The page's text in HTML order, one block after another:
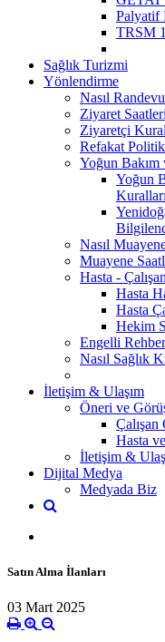
Palyatif
TRSM
Sağlık Turizmi
Yönlendirme
Nasıl
Ziyaret Saatleri
Ziyaretçi
Refakat
Yoğun Bakım
Yoğun
Kuralları
Nasıl
Muayene
Hasta -
Hasta
Hasta
Hekim
Engelli
Nasıl Sağlık
İletişim & Ulaşım
Öneri ve
Hasta
İletişim &
Dijital Medya
Medyada Biz
Satın Alma İlanları
03 Mart 2025